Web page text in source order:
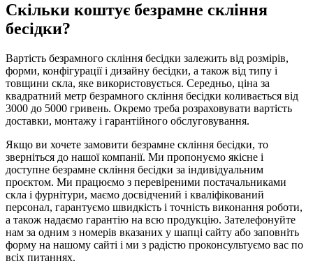
Скільки коштує безрамне скління
бесідки?
Вартість безрамного скління бесідки залежить від розмірів,
форми, конфігурації і дизайну бесідки, а також від типу і
товщини скла, яке використовується. Середньо, ціна за
квадратний метр безрамного скління бесідки коливається від
3000 до 5000 гривень. Окремо треба розраховувати вартість
доставки, монтажу і гарантійного обслуговування.
Якщо ви хочете замовити безрамне скління бесідки, то
зверніться до нашої компанії. Ми пропонуємо якісне і
доступне безрамне скління бесідки за індивідуальним
проєктом. Ми працюємо з перевіреними постачальниками
скла і фурнітури, маємо досвідчений і кваліфікований
персонал, гарантуємо швидкість і точність виконання роботи,
а також надаємо гарантію на всю продукцію. Зателефонуйте
нам за одним з номерів вказаних у шапці сайту або заповніть
форму на нашому сайті і ми з радістю проконсультуємо вас по
всіх питаннях.